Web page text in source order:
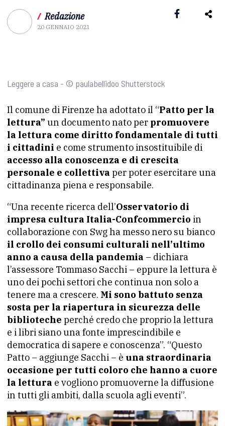
/ Redazione
20 GENNAIO 2021
Leggere a casa - © paulabellidoo Shutterstock
Il comune di Firenze ha adottato il “Patto per la
lettura” un documento nato per promuovere
la lettura come diritto fondamentale di tutti
i cittadini e come strumento insostituibile di
accesso alla conoscenza e di crescita
personale e collettiva per poter esercitare una
cittadinanza piena e responsabile.
“Una recente ricerca dell’Osservatorio di
impresa cultura Italia-Confcommercio in
collaborazione con Swg ha messo nero su bianco
il crollo dei consumi culturali nell’ultimo
anno a causa della pandemia – dichiara
l’assessore Tommaso Sacchi – eppure la lettura è
uno dei pochi settori che continua non solo a
tenere ma a crescere. Mi sono battuto senza
sosta per la riapertura in sicurezza delle
biblioteche perché credo che proprio la lettura
e i libri siano una fonte imprescindibile e
democratica di sapere e conoscenza”. “Questo
Patto – aggiunge Sacchi – è una straordinaria
occasione per tutti coloro che hanno a cuore
la lettura e vogliono promuoverne la diffusione
in tutti gli ambiti, dalla scuola agli eventi”.